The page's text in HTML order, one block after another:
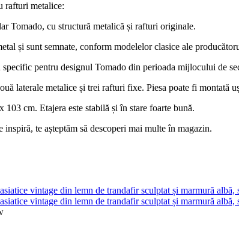
rafturi metalice:
Tomado, cu structură metalică și rafturi originale.
și sunt semnate, conform modelelor clasice ale
pentru designul Tomado din perioada mijlocului de
laterale metalice și trei rafturi fixe. Piesa poate fi montată
cm. Etajera este stabilă și în stare foarte bună.
inspiră, te așteptăm să descoperi mai multe în magazin.